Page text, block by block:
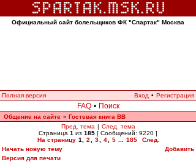
Официальный сайт болельщиков ФК "Спартак" Москва
Полная версия Вход • Регистрация
FAQ • Поиск
Общение на сайте » Гостевая книга ВВ
Пред. тема | След. тема
Страница 1 из 185 [ Сообщений: 9220 ]
На страницу 1 2 3 4 5 185
След.
Начать новую тему
Добавить
Версия для печати